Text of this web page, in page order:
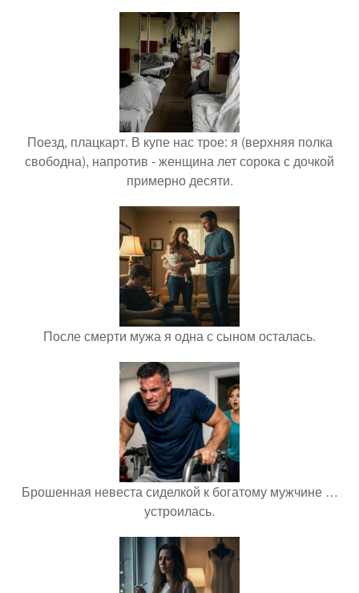
Поезд, плацкарт. В купе нас трое: я (верхняя полка
свободна), напротив - женщина лет сорока с дочкой
примерно десяти.
После смерти мужа я одна с сыном осталась.
Брошенная невеста сиделкой к богатому мужчине …
устроилась.